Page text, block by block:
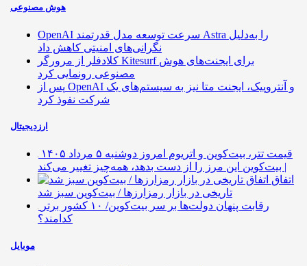
هوش مصنوعی
OpenAI سرعت توسعه مدل قدرتمند Astra را به‌دلیل
نگرانی‌های امنیتی کاهش داد
کلادفلر از مرورگر Kitesurf برای ایجنت‌های هوش
مصنوعی رونمایی کرد
پس از OpenAI و آنتروپیک، ایجنت متا نیز به سیستم‌های یک
شرکت نفوذ کرد
ارزدیجیتال
قیمت تتر، بیت‌کوین و اتریوم امروز دوشنبه ۵ مرداد ۱۴۰۵
| بیت‌کوین این مرز را از دست بدهد، همه‌چیز تغییر می‌کند
اتفاق
تاریخی در بازار رمزارزها / بیت‌کوین سبز شد
رقابت پنهان دولت‌ها بر سر بیت‌کوین/ ۱۰ کشور برتر
کدامند؟
موبایل